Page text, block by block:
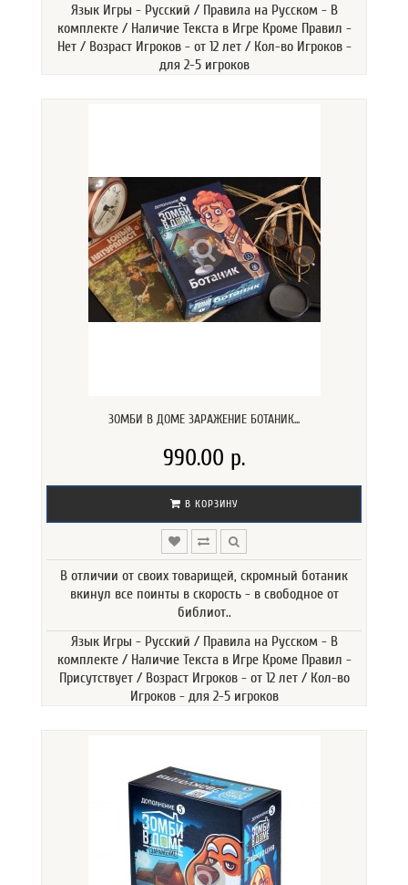
Язык Игры - Русский / Правила на Русском - В
комплекте / Наличие Текста в Игре Кроме Правил -
Нет / Возраст Игроков - от 12 лет / Кол-во Игроков -
для 2-5 игроков
ЗОМБИ В ДОМЕ ЗАРАЖЕНИЕ БОТАНИК...
990.00 р.
В КОРЗИНУ
В отличии от своих товарищей, скромный ботаник
вкинул все поинты в скорость - в свободное от
библиот..
Язык Игры - Русский / Правила на Русском - В
комплекте / Наличие Текста в Игре Кроме Правил -
Присутствует / Возраст Игроков - от 12 лет / Кол-во
Игроков - для 2-5 игроков